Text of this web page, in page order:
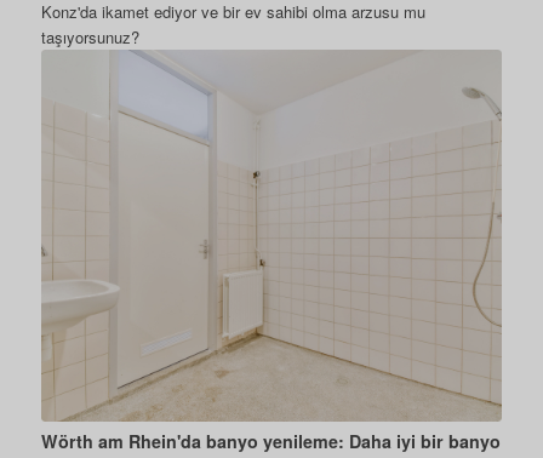
Konz'da ikamet ediyor ve bir ev sahibi olma arzusu mu
taşıyorsunuz?
Wörth am Rhein'da banyo yenileme: Daha iyi bir banyo